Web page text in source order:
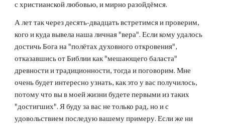
с христианской любовью, и мирно разойдёмся.
А лет так через десять-двадцать встретимся и проверим,
кого и куда вывела наша личная "вера". Если кому удалось
достичь Бога на "полётах духовного откровения",
отказавшись от Библии как "мешающего баласта"
древности и традиционности, тогда и поговорим. Мне
очень будет интересно узнать, как это у вас получилось,
потому что вы в моей жизни будете первыми из таких
"достигших". Я буду за вас не только рад, но и с
удовольствием последую вашему примеру. Если же ни